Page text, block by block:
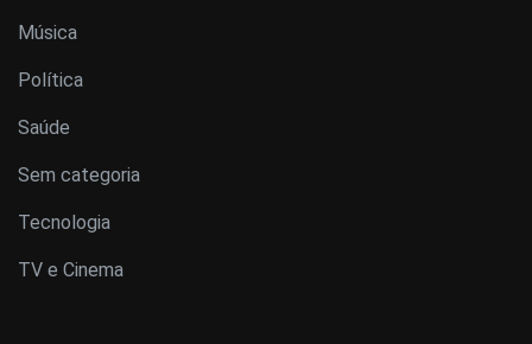
Música
Política
Saúde
Sem categoria
Tecnologia
TV e Cinema